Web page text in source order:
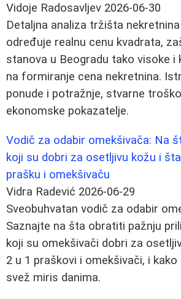
Vidoje Radosavljev 2026-06-30
Detaljna analiza tržišta
određuje realnu cenu kvadrata,
stanova u Beogradu tako visoke
na formiranje cena nekretnina.
ponude i potražnje, stvarne
ekonomske pokazatelje.
Vodič za odabir omekšivača: Na
koji su dobri za osetljivu kožu i
prašku i omekšivaču
Vidra Radević 2026-06-29
Sveobuhvatan vodič za odabir
Saznajte na šta obratiti pažnju
koji su omekšivači dobri za
2 u 1 praškovi i omekšivači, i
svež miris danima.